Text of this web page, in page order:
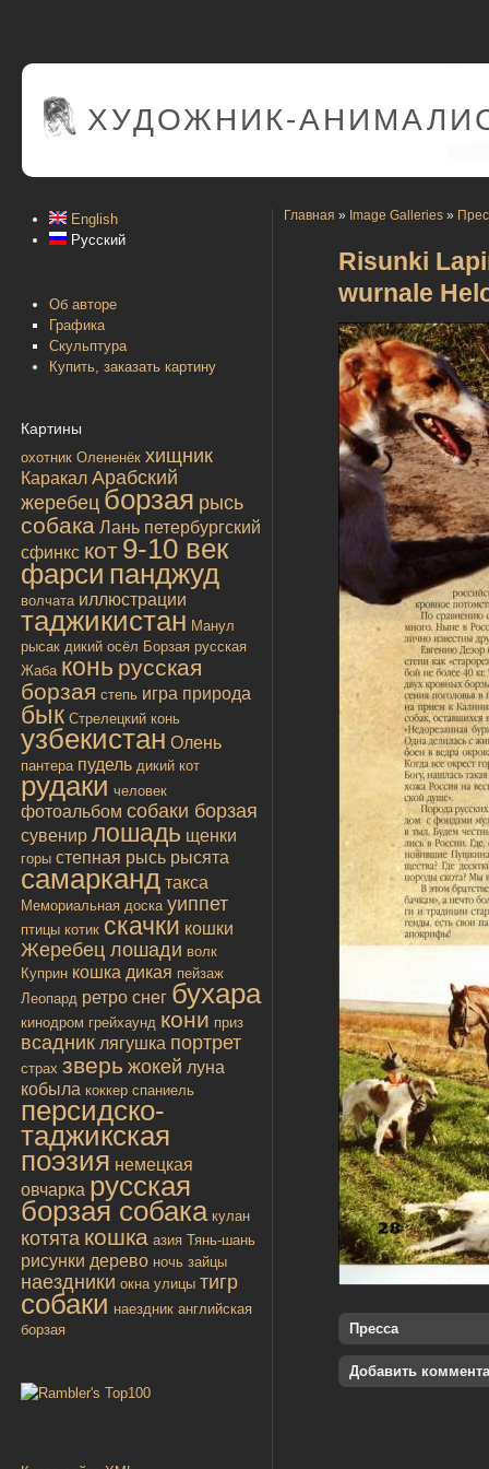
ХУДОЖНИК-
English
Русский
Об авторе
Графика
Скульптура
Купить, заказать картину
Картины
охотник Олененёк хищник
Каракал Арабский
жеребец борзая рысь
собака Лань петербургский
сфинкс кот 9-10 век
фарси панджуд
волчата иллюстрации
таджикистан Манул
рысак дикий осёл Борзая русская
Жаба конь русская
борзая степь игра природа
бык Стрелецкий конь
узбекистан Олень
пантера пудель дикий кот
рудаки человек
фотоальбом собаки борзая
сувенир лошадь щенки
горы степная рысь рысята
самарканд такса
Мемориальная доска уиппет
птицы котик скачки кошки
Жеребец лошади волк
Куприн кошка дикая пейзаж
Леопард ретро снег бухара
кинодром грейхаунд кони приз
всадник лягушка портрет
страх зверь жокей луна
кобыла коккер спаниель
персидско-
таджикская
поэзия немецкая
овчарка русская
борзая собака кулан
котята кошка азия Тянь-шань
рисунки дерево ночь зайцы
наездники окна улицы тигр
собаки наездник английская
борзая
Главная » Image Galleries »
Risunki
wurnale
Пресса
Добавить